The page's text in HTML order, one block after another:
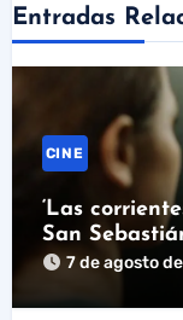
Entradas
CINE
‘Las
San
7 de agosto